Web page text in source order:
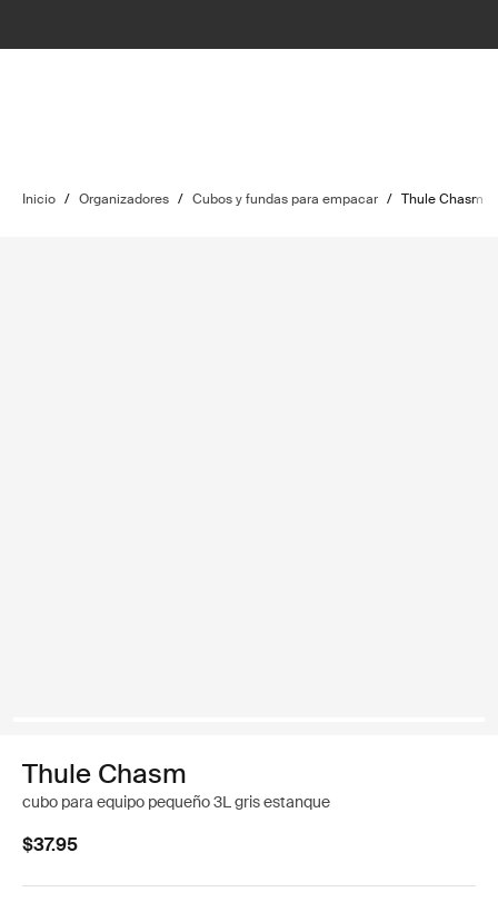
Inicio / Organizadores / Cubos y fundas para empacar / Thule Chasm
Thule Chasm
cubo para equipo pequeño 3L gris estanque
$37.95